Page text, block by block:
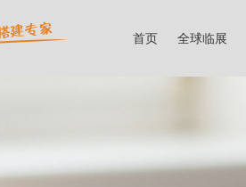
首页 全球临展